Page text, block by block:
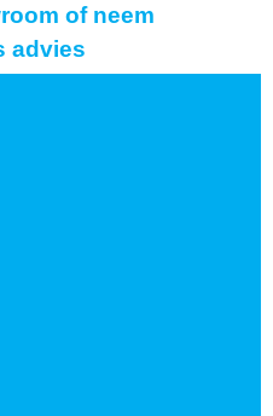
of neem
advies